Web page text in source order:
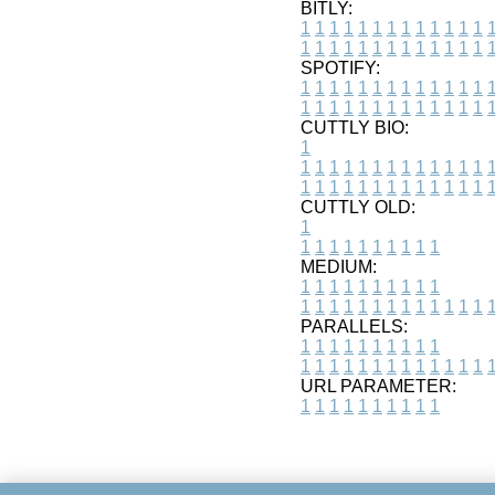
BITLY:
1 1 1 1 1 1 1 1 1 1 1 1 1 1
1 1 1 1 1 1 1 1 1 1 1 1 1 1
SPOTIFY:
1 1 1 1 1 1 1 1 1 1 1 1 1 1
1 1 1 1 1 1 1 1 1 1 1 1 1 1
CUTTLY BIO:
1
1 1 1 1 1 1 1 1 1 1 1 1 1 1
1 1 1 1 1 1 1 1 1 1 1 1 1 1
CUTTLY OLD:
1
1 1 1 1 1 1 1 1 1 1
MEDIUM:
1 1 1 1 1 1 1 1 1 1
1 1 1 1 1 1 1 1 1 1 1 1 1 1
PARALLELS:
1 1 1 1 1 1 1 1 1 1
1 1 1 1 1 1 1 1 1 1 1 1 1 1
URL PARAMETER:
1 1 1 1 1 1 1 1 1 1